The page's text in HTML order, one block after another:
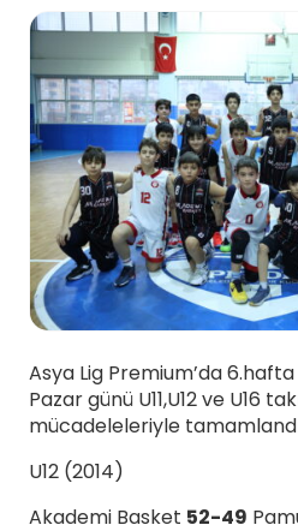
Asya Lig Premium’da 6.hafta
Pazar günü U11,U12 ve U16
mücadeleleriyle
U12 (2014)
Akademi Basket 52-49